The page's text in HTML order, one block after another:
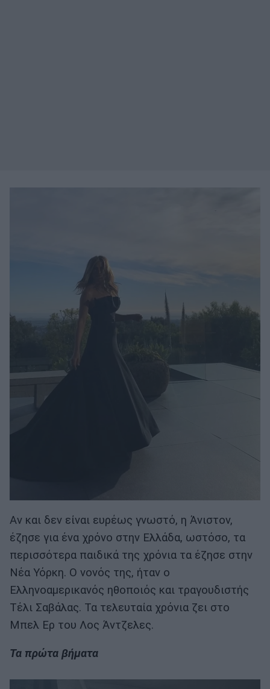
Αν και δεν είναι ευρέως γνωστό, η Άνιστον,
έζησε για ένα χρόνο στην Ελλάδα, ωστόσο, τα
περισσότερα παιδικά της χρόνια τα έζησε στην
Νέα Υόρκη. Ο νονός της, ήταν ο
Ελληνοαμερικανός ηθοποιός και τραγουδιστής
Τέλι Σαβάλας. Τα τελευταία χρόνια ζει στο
Μπελ Ερ του Λος Άντζελες.
Τα πρώτα βήματα